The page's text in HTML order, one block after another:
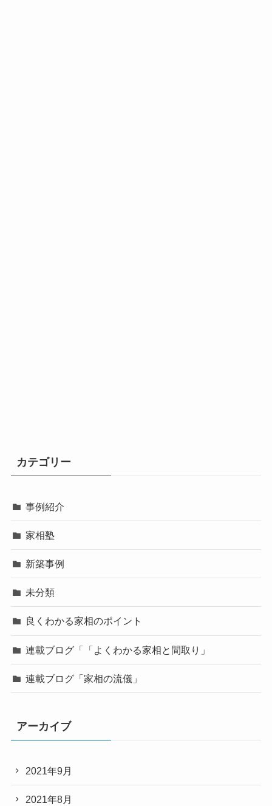
カテゴリー
事例紹介
家相塾
新築事例
未分類
良くわかる家相のポイント
連載ブログ「「よくわかる家相と間取り」
連載ブログ「家相の流儀」
アーカイブ
2021年9月
2021年8月